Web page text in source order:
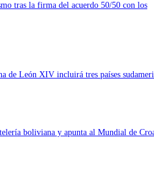
tras la firma del acuerdo 50/50 con los
de León XIV incluirá tres países
boliviana y apunta al Mundial de